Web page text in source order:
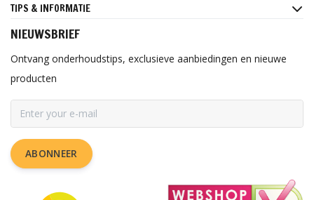
TIPS & INFORMATIE
NIEUWSBRIEF
Ontvang onderhoudstips, exclusieve aanbiedingen en nieuwe
producten
ABONNEER